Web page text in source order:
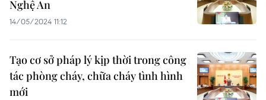
Nghệ An
14/05/2024 11:12
Tạo cơ sở pháp lý kịp thời trong công
tác phòng cháy, chữa cháy tình hình
mới